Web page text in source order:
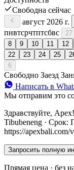
Свободна сейчас
август 2026 г.
пнвтсрчтптсбвс 27
8
9 10 11 12
22
23 24 25
6
Свободно Заезд
Написать в
Мы отправим это
Здравствуйте,
Tibubeneng · Срок:
https://apexbali.com/
Запросить полную
Прямая цена · без